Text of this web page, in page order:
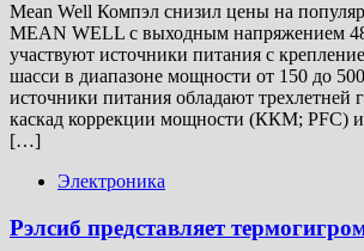
Mean Well Компэл снизил цены на
MEAN WELL с выходным напряжением
участвуют источники питания с
шасси в диапазоне мощности от 150 до
источники питания обладают трехлетней
каскад коррекции мощности (ККМ; PFC) и
[…]
Электроника
Рэлсиб представляет